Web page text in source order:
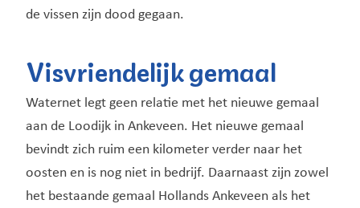
de vissen zijn dood gegaan.
Visvriendelijk gemaal
Waternet legt geen relatie met het nieuwe gemaal
aan de Loodijk in Ankeveen. Het nieuwe gemaal
bevindt zich ruim een kilometer verder naar het
oosten en is nog niet in bedrijf. Daarnaast zijn zowel
het bestaande gemaal Hollands Ankeveen als het